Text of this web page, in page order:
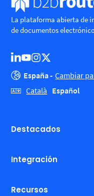
La plataforma abierta de
de documentos
España - Cambiar
Català Español
Destacados
Integración
Recursos